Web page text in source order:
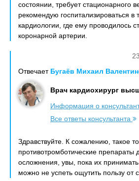
состоянии, требует стационарного
рекомендую госпитализироваться в
кардиологии, где ему проводилось
коронарной артерии.
Отвечает Бугаёв Михаил
Врач кардиохирург
Информация о
Все ответы консультанта
Здравствуйте. К сожалению, такое
противотромботические препараты
осложнения, увы, пока их
можно не успеть ощутить пользу от